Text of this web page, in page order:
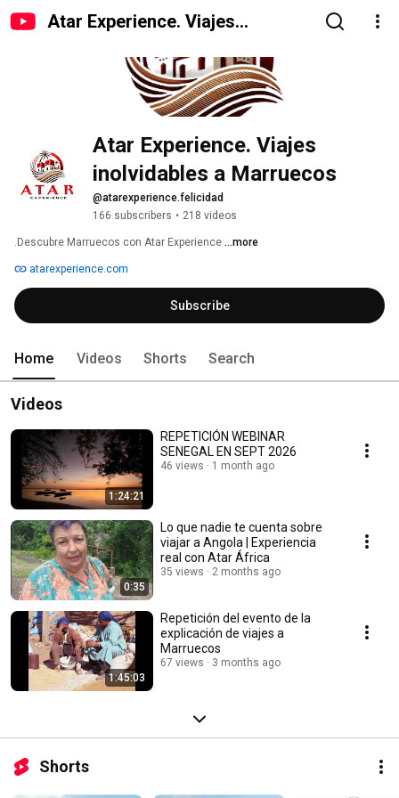
Atar Experience. Viajes
Atar Experience. Viajes
inolvidables a Marruecos
@atarexperience.felicidad
166 subscribers • 218 videos
.Descubre Marruecos con Atar Experience ...more
atarexperience.com
Subscribe
Home Videos Shorts Search
Videos
1:24:21
REPETICIÓN WEBINAR
SENEGAL EN SEPT 2026
46 views 1 month ago
0:35
Lo que nadie te cuenta sobre
viajar a Angola | Experiencia
real con Atar África
35 views 2 months ago
1:45:03
Repetición del evento de la
explicación de viajes a
Marruecos
67 views 3 months ago
Shorts